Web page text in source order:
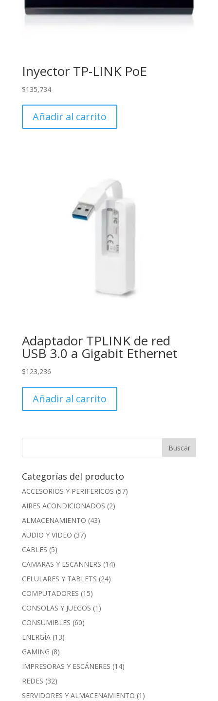
Inyector TP-LINK PoE
$135,734
Añadir al carrito
Adaptador TPLINK de red
USB 3.0 a Gigabit Ethernet
$123,236
Añadir al carrito
Categorías del producto
ACCESORIOS Y PERIFERICOS (57)
AIRES ACONDICIONADOS (2)
ALMACENAMIENTO (43)
AUDIO Y VIDEO (37)
CABLES (5)
CAMARAS Y ESCANNERS (14)
CELULARES Y TABLETS (24)
COMPUTADORES (15)
CONSOLAS Y JUEGOS (1)
CONSUMIBLES (60)
ENERGÍA (13)
GAMING (8)
IMPRESORAS Y ESCÁNERES (14)
REDES (32)
SERVIDORES Y ALMACENAMIENTO (1)